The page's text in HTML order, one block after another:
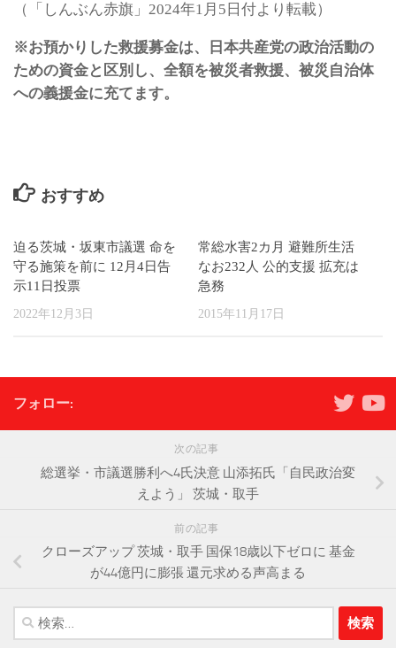
（「しんぶん赤旗」2024年1月5日付より転載）
※お預かりした救援募金は、日本共産党の政治活動の
ための資金と区別し、全額を被災者救援、被災自治体
への義援金に充てます。
おすすめ
迫る茨城・坂東市議選 命を
守る施策を前に 12月4日告
示11日投票
2022年12月3日
常総水害2カ月 避難所生活
なお232人 公的支援 拡充は
急務
2015年11月17日
フォロー:
次の記事
総選挙・市議選勝利へ4氏決意 山添拓氏「自民政治変
えよう」 茨城・取手
前の記事
クローズアップ 茨城・取手 国保18歳以下ゼロに 基金
が44億円に膨張 還元求める声高まる
検
索: